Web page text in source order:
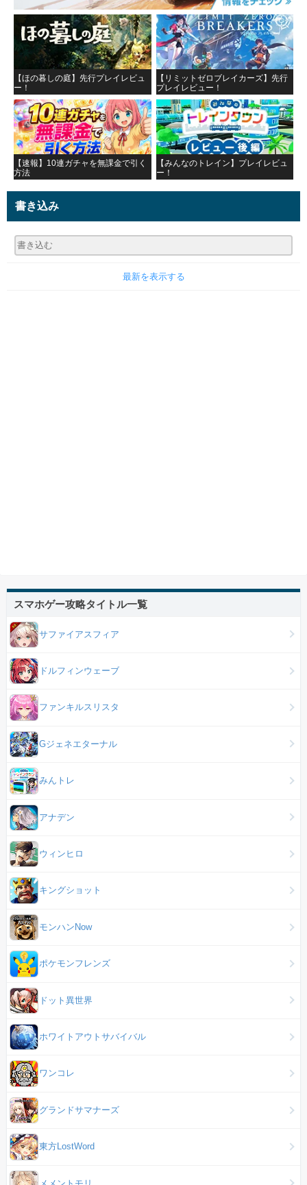
【ほの暮しの庭】先行プレイレビュ
ー！
【リミットゼロブレイカーズ】先行
プレイレビュー！
【速報】10連ガチャを無課金で引く
方法
【みんなのトレイン】プレイレビュ
ー！
書き込み
最新を表示する
スマホゲー攻略タイトル一覧
サファイアスフィア
ドルフィンウェーブ
ファンキルスリスタ
Gジェネエターナル
みんトレ
アナデン
ウィンヒロ
キングショット
モンハンNow
ポケモンフレンズ
ドット異世界
ホワイトアウトサバイバル
ワンコレ
グランドサマナーズ
東方LostWord
メメントモリ